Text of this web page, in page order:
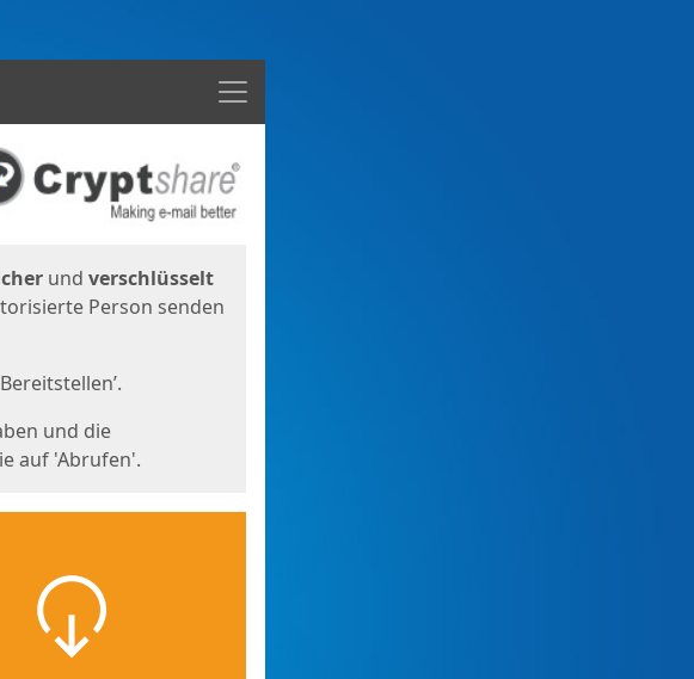
Menü
und verschlüsselt
Person senden
und die
auf 'Abrufen'.